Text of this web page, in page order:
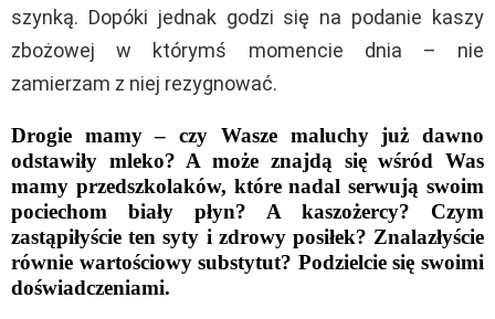
szynką. Dopóki jednak godzi się na podanie kaszy
zbożowej w którymś momencie dnia – nie
zamierzam z niej rezygnować.
Drogie mamy – czy Wasze maluchy już dawno
odstawiły mleko? A może znajdą się wśród Was
mamy przedszkolaków, które nadal serwują swoim
pociechom biały płyn? A kaszożercy? Czym
zastąpiłyście ten syty i zdrowy posiłek? Znalazłyście
równie wartościowy substytut? Podzielcie się swoimi
doświadczeniami.